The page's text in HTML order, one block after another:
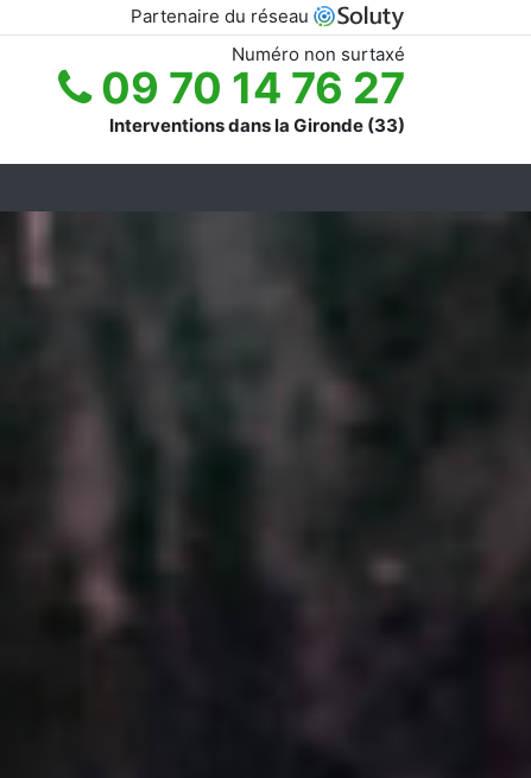
Partenaire du réseau
Numéro non surtaxé
09 70 14 76 27
Interventions dans la Gironde (33)